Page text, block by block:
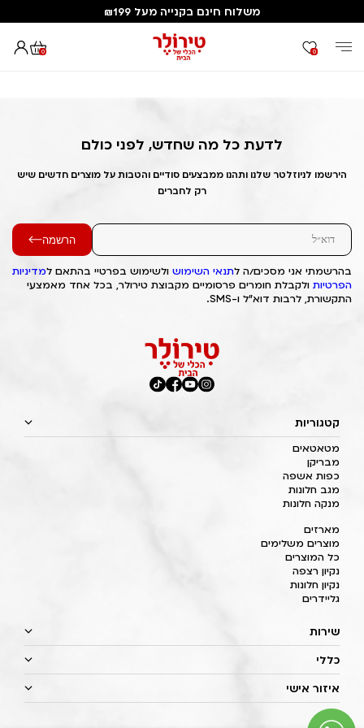
משלוח חינם בקנייה מעל ₪199
0 0
דף הבית Out of Stock Alert 2025/04/07 1743989684
לדעת כל מה שחדש, לפני כולם
הירשמו לניוזלטר שלנו ותהנו ממבצעים סודיים והטבות על מוצרים חדשים שיש
רק לחברים
הרשמה
בהרשמתי אני מסכים/ה לתנאי השימוש ולשימוש בפרטיי בהתאם למדיניות
הפרטיות ולקבלת חומרים פרסומיים מקבוצת טירולר, בכל אחד מאמצעי
התקשורת, לרבות דוא"ל ו-SMS.
קטגוריות
מטאטאים
מבריקן
כפות אשפה
מגב חלונות
מנקה חלונות
מארזים
מוצרים משלימים
כל המוצרים
נקיון רצפה
נקיון חלונות
גליידרים
שירות
כללי
איזור אישי